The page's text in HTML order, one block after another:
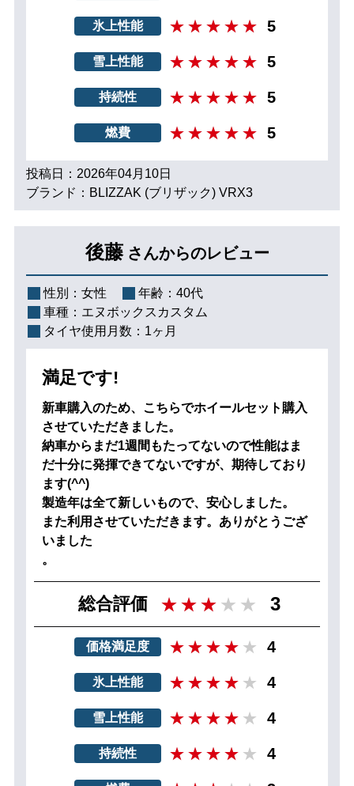
氷上性能 5
雪上性能 5
持続性 5
燃費 5
投稿日：2026年04月10日
ブランド：BLIZZAK (ブリザック) VRX3
後藤 さんからのレビュー
性別： 女性 年齢： 40代
車種： エヌボックスカスタム
タイヤ使用月数： 1ヶ月
満足です!
新車購入のため、こちらでホイールセット購入
させていただきました。
納車からまだ1週間もたってないので性能はま
だ十分に発揮できてないですが、期待しており
ます(^^)
製造年は全て新しいもので、安心しました。
また利用させていただきます。ありがとうござ
いました
。
総合評価 3
価格満足度 4
氷上性能 4
雪上性能 4
持続性 4